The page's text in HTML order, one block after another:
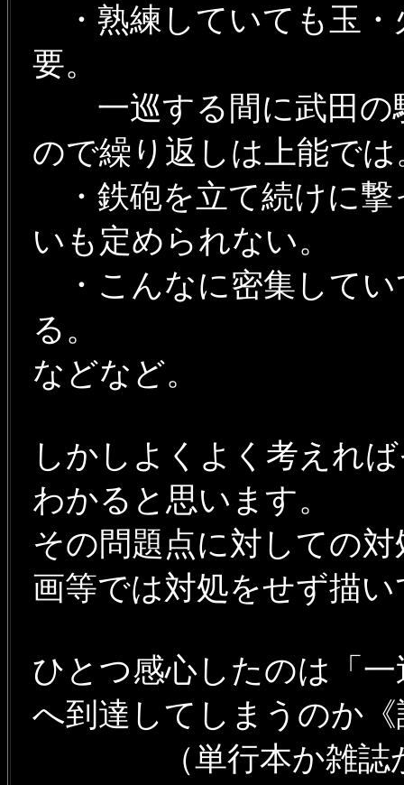
・熟練していても玉・
要。
一巡する間に武田の
ので繰り返しは上能で
・鉄砲を立て続けに撃
いも定められない。
・こんなに密集してい
る。
などなど。
しかしよくよく考えれ
わかると思います。
その問題点に対しての
画等では対処をせず描
ひとつ感心したのは「
へ到達してしまうのか
（単行本か雑誌か…